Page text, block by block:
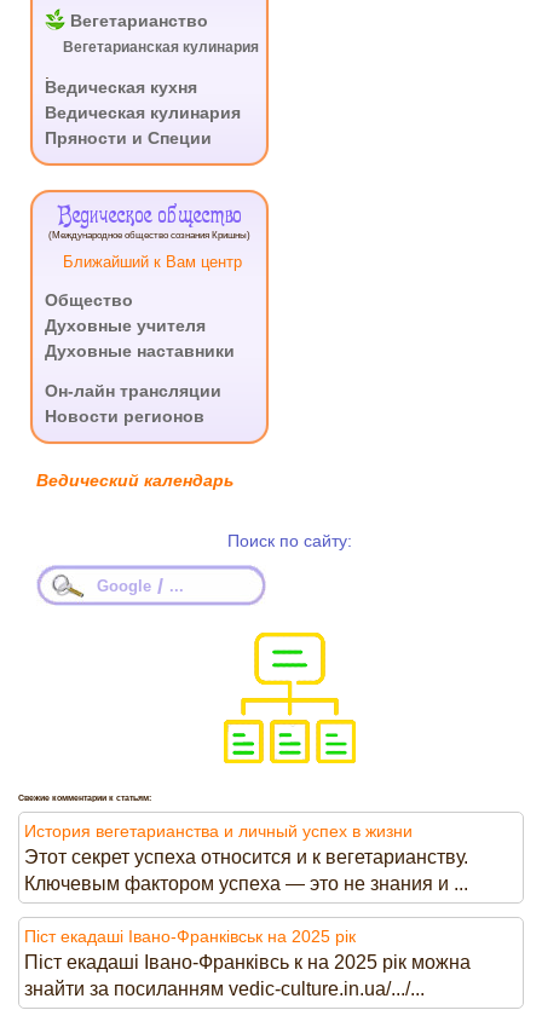
Вегетарианство
Вегетарианская кулинария
Ведическая кухня
Ведическая кулинария
Пряности и Специи
Ведическое общество
(Международное общество сознания Кришны)
Ближайший к Вам центр
Общество
Духовные учителя
Духовные наставники
Он-лайн трансляции
Новости регионов
Ведический календарь
Поиск по сайту:
Google / ...
Свежие комментарии к статьям:
История вегетарианства и личный успех в жизни
Этот секрет успеха относится и к вегетарианству.
Ключевым фактором успеха — это не знания и ...
Піст екадаші Івано-Франківськ на 2025 рік
Піст екадаші Івано-Франківсь к на 2025 рік можна
знайти за посиланням vedic-culture.in.ua/.../...